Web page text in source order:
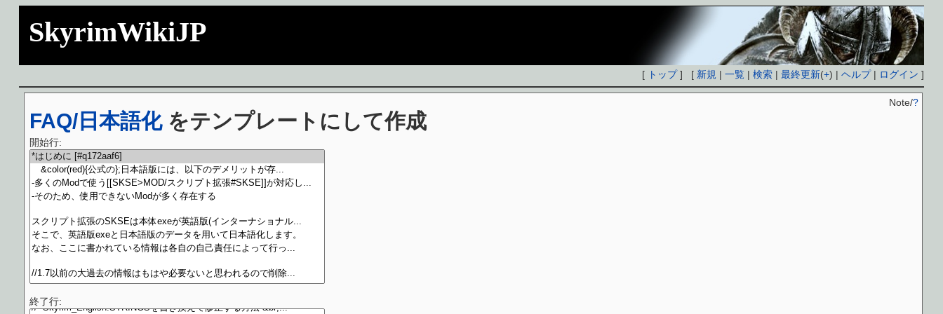
SkyrimWikiJP
[ トップ] [ 新規 |一覧 |検索 |最終更新(+) |ヘルプ| ログイン ]
FAQ/日本語化をテンプレートにして作成
Note/?
開始行:
終了行: